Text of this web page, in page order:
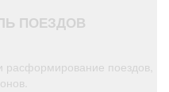
ПОЕЗДОВ
поездов,